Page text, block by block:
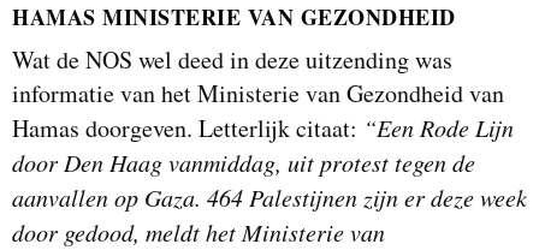
HAMAS MINISTERIE VAN GEZONDHEID
Wat de NOS wel deed in deze uitzending was
informatie van het Ministerie van Gezondheid van
Hamas doorgeven. Letterlijk citaat: “Een Rode Lijn
door Den Haag vanmiddag, uit protest tegen de
aanvallen op Gaza. 464 Palestijnen zijn er deze week
door gedood, meldt het Ministerie van